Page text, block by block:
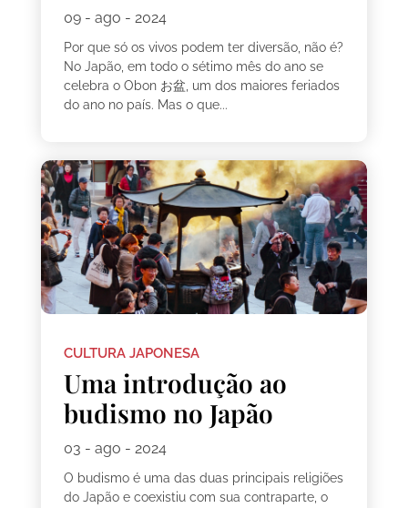
09 - ago - 2024
Por que só os vivos podem ter diversão, não é?
No Japão, em todo o sétimo mês do ano se
celebra o Obon お盆, um dos maiores feriados
do ano no país. Mas o que...
CULTURA JAPONESA
Uma introdução ao
budismo no Japão
03 - ago - 2024
O budismo é uma das duas principais religiões
do Japão e coexistiu com sua contraparte, o